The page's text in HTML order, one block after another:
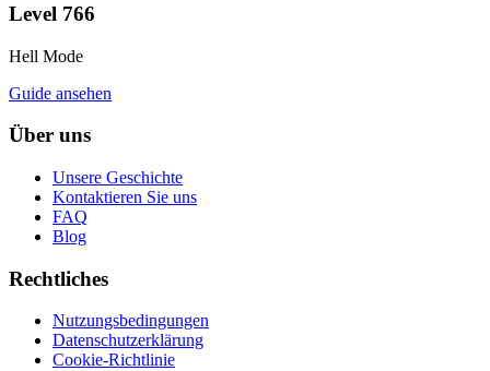
Level 766
Hell Mode
Guide ansehen
Über uns
Unsere Geschichte
Kontaktieren Sie uns
FAQ
Blog
Rechtliches
Nutzungsbedingungen
Datenschutzerklärung
Cookie-Richtlinie